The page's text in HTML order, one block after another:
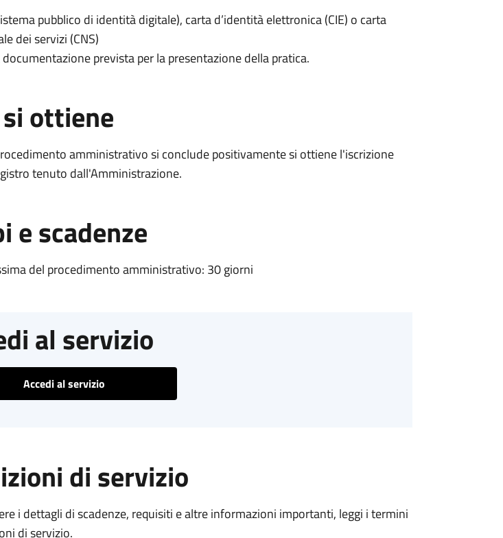
pubblico di identità digitale), carta d’identità elettronica (CIE) o carta
dei servizi (CNS)
prevista per la presentazione della pratica.
si ottiene
amministrativo si conclude positivamente si ottiene l'iscrizione
tenuto dall'Amministrazione.
e scadenze
del procedimento amministrativo: 30 giorni
al servizio
Accedi al servizio
di servizio
i dettagli di scadenze, requisiti e altre informazioni importanti, leggi i termini
di servizio.